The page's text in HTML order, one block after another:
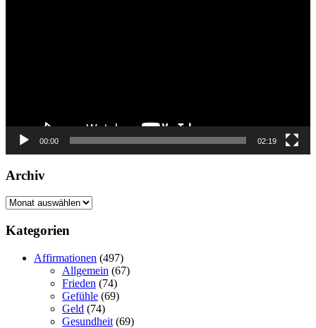
00:00 02:19
Archiv
Archiv
Kategorien
Affirmationen (497)
Allgemein (67)
Frieden (74)
Gefühle (69)
Geld (74)
Gesundheit (69)